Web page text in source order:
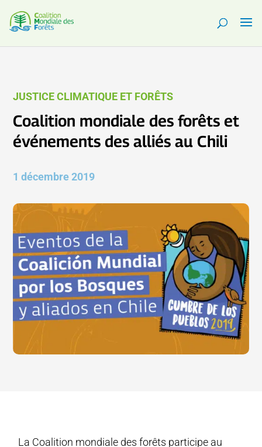
JUSTICE CLIMATIQUE ET FORÊTS
Coalition mondiale des forêts et
événements des alliés au Chili
1 décembre 2019
La Coalition mondiale des forêts participe au